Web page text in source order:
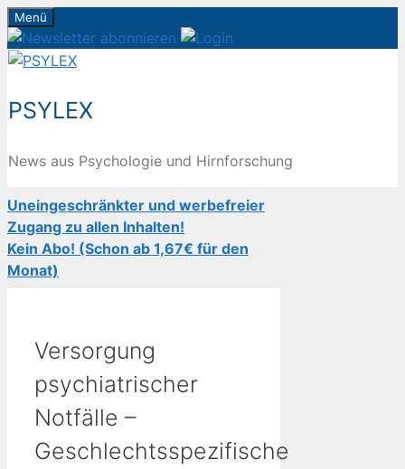
Zum
Inhalt
springen
Menü
PSYLEX
News aus Psychologie und Hirnforschung
Uneingeschränkter und werbefreier
Zugang zu allen Inhalten!
Kein Abo! (Schon ab 1,67€ für den
Monat)
Versorgung
psychiatrischer
Notfälle –
Geschlechtsspezifische